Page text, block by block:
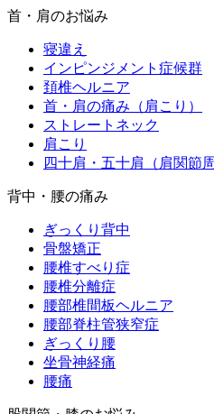
首・肩のお悩み
寝違え
インピンジメント症候群
頚椎ヘルニア
首・肩の痛み（肩こり）
ストレートネック
肩こり
四十肩・五十肩（肩関節
背中・腰の痛み
ぎっくり背中
骨盤矯正
腰椎すべり症
腰椎分離症
腰部椎間板ヘルニア
腰部脊柱管狭窄症
ぎっくり腰
坐骨神経痛
腰痛